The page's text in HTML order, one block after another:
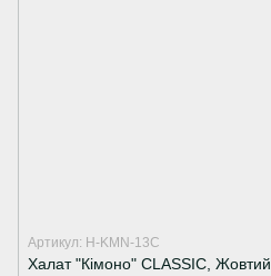
Артикул: H-KMN-13C
Халат "Кімоно" CLASSIC, Жовтий